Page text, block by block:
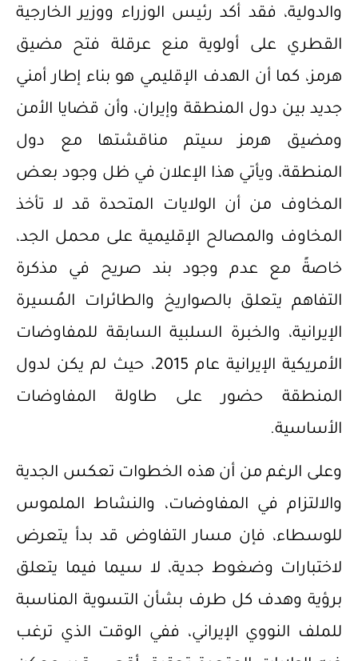
والدولية، فقد أكد رئيس الوزراء ووزير الخارجية
القطري على أولوية منع عرقلة فتح مضيق
هرمز، كما أن الهدف الإقليمي هو بناء إطار أمني
جديد بين دول المنطقة وإيران، وأن قضايا الأمن
ومضيق هرمز سيتم مناقشتها مع دول
المنطقة، ويأتي هذا الإعلان في ظل وجود بعض
المخاوف من أن الولايات المتحدة قد لا تأخذ
المخاوف والمصالح الإقليمية على محمل الجد،
خاصةً مع عدم وجود بند صريح في مذكرة
التفاهم يتعلق بالصواريخ والطائرات المُسيرة
الإيرانية، والخبرة السلبية السابقة للمفاوضات
الأمريكية الإيرانية عام 2015، حيث لم يكن لدول
المنطقة حضور على طاولة المفاوضات
الأساسية.
وعلى الرغم من أن هذه الخطوات تعكس الجدية
والالتزام في المفاوضات، والنشاط الملموس
للوسطاء، فإن مسار التفاوض قد بدأ يتعرض
لاختبارات وضغوط جدية، لا سيما فيما يتعلق
برؤية وهدف كل طرف بشأن التسوية المناسبة
للملف النووي الإيراني، ففي الوقت الذي ترغب